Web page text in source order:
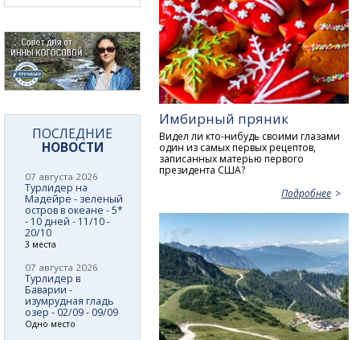
Имбирный пряник
Видел ли кто-нибудь своими глазами
один из самых первых рецептов,
записанных матерью первого
президента США?
Подробнее
ПОСЛЕДНИЕ
НОВОСТИ
07 августа 2026
Турлидер на
Мадейре - зеленый
остров в океане - 5*
- 10 дней - 11/10 -
20/10
3 места
07 августа 2026
Турлидер в
Баварии -
изумрудная гладь
озер - 02/09 - 09/09
Одно место